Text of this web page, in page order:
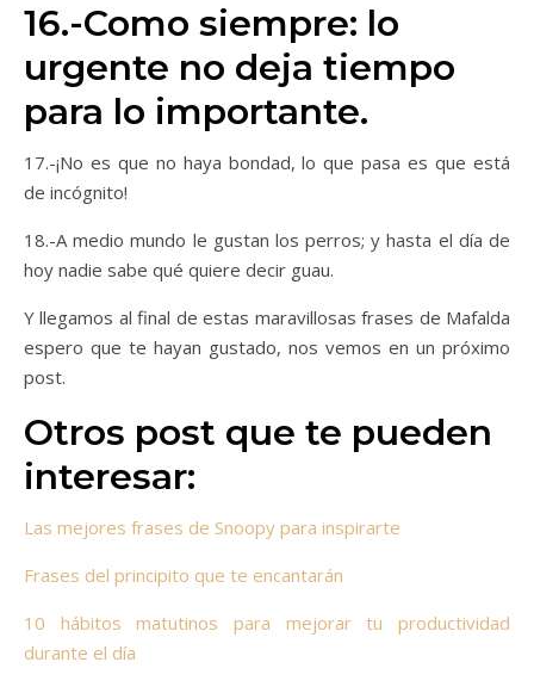
16.-Como siempre: lo
urgente no deja tiempo
para lo importante.
17.-¡No es que no haya bondad, lo que pasa es que está
de incógnito!
18.-A medio mundo le gustan los perros; y hasta el día de
hoy nadie sabe qué quiere decir guau.
Y llegamos al final de estas maravillosas frases de Mafalda
espero que te hayan gustado, nos vemos en un próximo
post.
Otros post que te pueden
interesar:
Las mejores frases de Snoopy para inspirarte
Frases del principito que te encantarán
10 hábitos matutinos para mejorar tu productividad
durante el día